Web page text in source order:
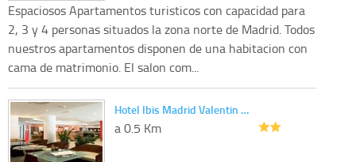
Espaciosos Apartamentos turisticos con capacidad para
2, 3 y 4 personas situados la zona norte de Madrid. Todos
nuestros apartamentos disponen de una habitacion con
cama de matrimonio. El salon com...
Hotel Ibis Madrid Valentin …
a 0.5 Km